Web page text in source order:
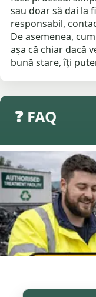
sau doar să dai la
responsabil,
De asemenea,
așa că chiar dacă
bună stare, îți
❓ FAQ